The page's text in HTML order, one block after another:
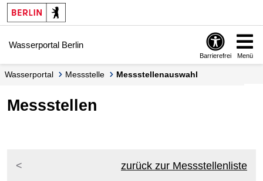
Springe zur Navigation
Springe zum Inhalt
Wasserportal Berlin
Barrierefrei Menü
Wasserportal Messstelle Messstellenauswahl
Messstellen
zurück zur Messstellenliste